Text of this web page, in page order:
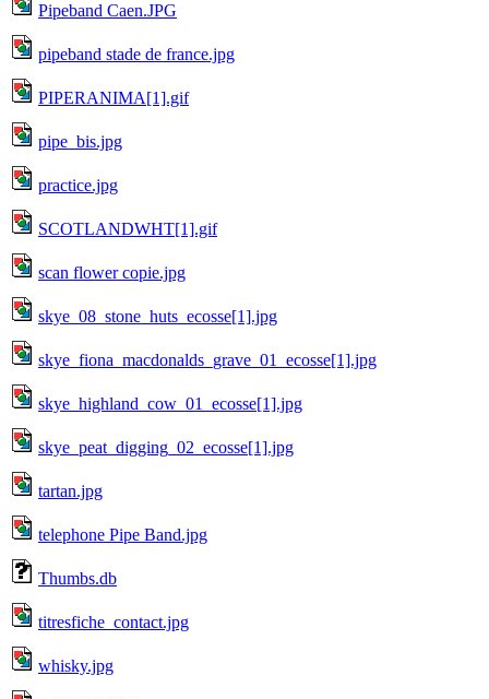
Pipeband Caen.JPG
pipeband stade de france.jpg
PIPERANIMA[1].gif
pipe_bis.jpg
practice.jpg
SCOTLANDWHT[1].gif
scan flower copie.jpg
skye_08_stone_huts_ecosse[1].jpg
skye_fiona_macdonalds_grave_01_ecosse[1].jpg
skye_highland_cow_01_ecosse[1].jpg
skye_peat_digging_02_ecosse[1].jpg
tartan.jpg
telephone Pipe Band.jpg
Thumbs.db
titresfiche_contact.jpg
whisky.jpg